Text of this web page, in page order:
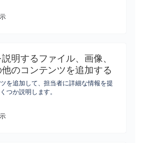
明するファイル、画像、
のコンテンツを追加する
を追加して、担当者に詳細な情報を提
つか説明します。